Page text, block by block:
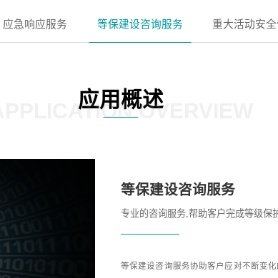
应急响应服务 等保建设咨询服务 重大活动安
应用概述
APPLICATION OVERVIEW
等保建设咨询服务
专业的咨询服务,帮助客户完成等级保
等保建设咨询服务协助客户应对不断变